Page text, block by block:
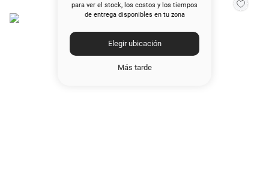
para ver el stock, los costos y los tiempos
de entrega disponibles en tu zona
Elegir ubicación
Más tarde
6.